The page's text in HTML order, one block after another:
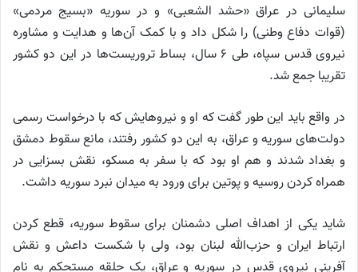
سلیمانی در عراق «حشد الشعبی» و در سوریه «بسیج مردمی»
(قوات دفاع وطنی) را شکل داد و با کمک آن‌ها و هدایت و مشاوره
نیروی قدس سپاه، طی ۶ سال، بساط تروریست‌ها در این دو کشور
تقریبا جمع شد.
در واقع باید این طور گفت که او و نیروهایش که با درخواست رسمی
دولت‌های سوریه و عراق، به این دو کشور رفتند، مانع سقوط دمشق
و بغداد شدند و هم او بود که با سفر به مسکو، نقش بسزایی در
همراه کردن روسیه و پوتین برای ورود به میدان نبرد سوریه داشت.
شاید یکی از اهداف اصلی دشمنان برای سقوط سوریه، قطع کردن
ارتباط ایران و حزب‌الله لبنان بود، ولی با شکست داعش و نقش
آفرینی نیروی قدس در سوریه و عراق، یک حلقه مستحکم به نام